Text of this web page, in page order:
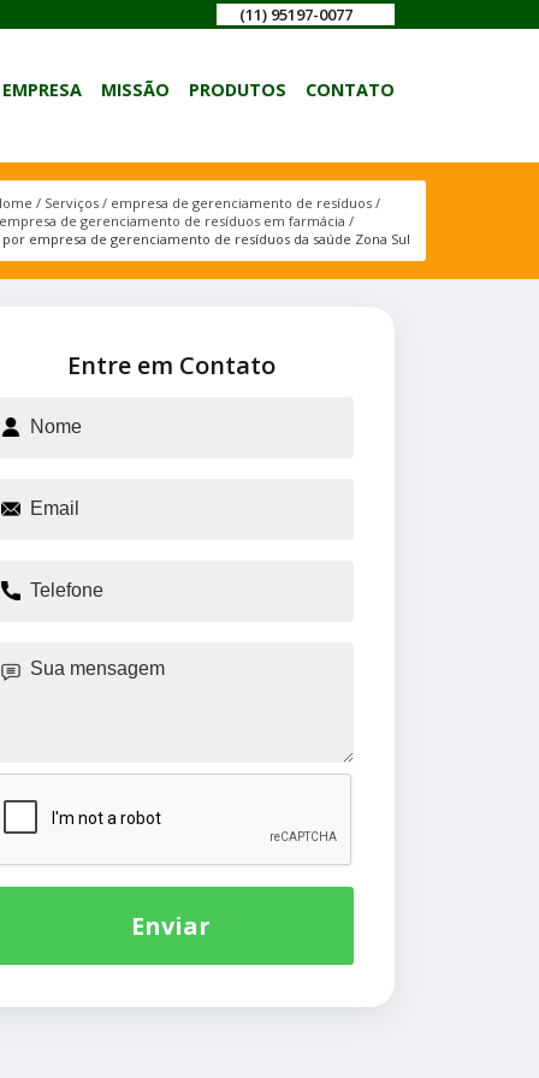
(11) 95197-0077
EMPRESA MISSÃO PRODUTOS CONTATO
Serviços
empresa de gerenciamento de resíduos
empresa de gerenciamento de resíduos em farmácia
empresa de gerenciamento de resíduos da saúde Zona Sul
Entre em Contato
Enviar